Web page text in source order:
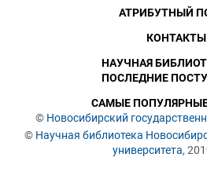
© Новосибирский
© Научная библиотека
университета,
АТРИБУТНЫЙ
КОНТАКТЫ
НАУЧНАЯ
ПОСЛЕДНИЕ
САМЫЕ